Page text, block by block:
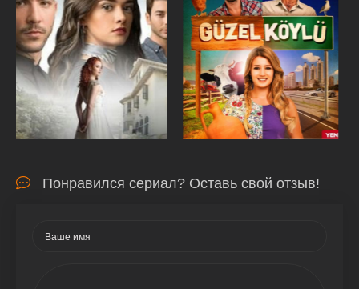
Понравился сериал? Оставь свой отзыв!